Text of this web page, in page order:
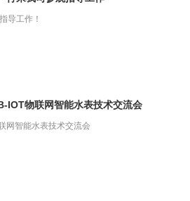
导工作！
IOT物联网智能水表技术交流会
网智能水表技术交流会